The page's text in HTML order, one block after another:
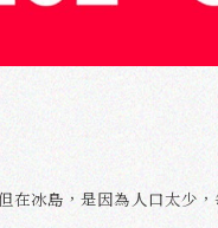
在冰島，是因為人口太少